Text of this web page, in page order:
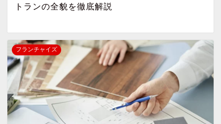
トランの全貌を徹底解説
フランチャイズ